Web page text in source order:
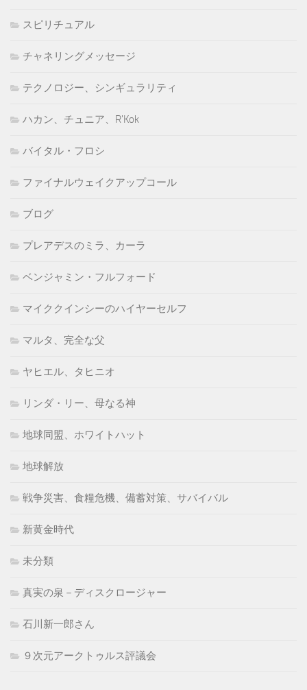
スピリチュアル
チャネリングメッセージ
テクノロジー、シンギュラリティ
ハカン、チュニア、R'Kok
バイタル・フロシ
ファイナルウェイクアップコール
ブログ
プレアデスのミラ、カーラ
ベンジャミン・フルフォード
マイククインシーのハイヤーセルフ
マルタ、完全な父
ヤヒエル、タヒニオ
リンダ・リー、母なる神
地球同盟、ホワイトハット
地球解放
戦争災害、食糧危機、備蓄対策、サバイバル
新黄金時代
未分類
真実の泉－ディスクロージャー
石川新一郎さん
９次元アークトゥルス評議会